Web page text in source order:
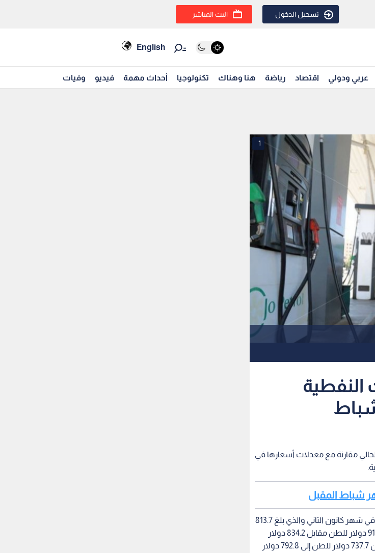
تسجيل الدخول البث المباشر
English
عربي ودولي اقتصاد رياضة هنا وهناك تكنولوجيا أحداث مهمة فيديو وفيات
1
النفطية
مقارنة مع معدلات أسعارها في
شباط المقبل
وسجل البنزين أوكتان 90 سعرا بلغ 883.9 دولار للطن مقارنة مع معدل سعره في شهر كانون الثاني والذي بلغ 813.7
دولار وبنسبة ارتفاع بلغت 8.6% كما سجل سعر البنزين أوكتان 95 سعرا بلغ 912.3 دولار للطن مقابل 834.2 دولار
المسجل في شهر كانون ثاني وبنسبة ارتفاع بلغت 9.4%، وارتفع سعر الديزل من 737.7 دولار للطن إلى 792.8 دولار